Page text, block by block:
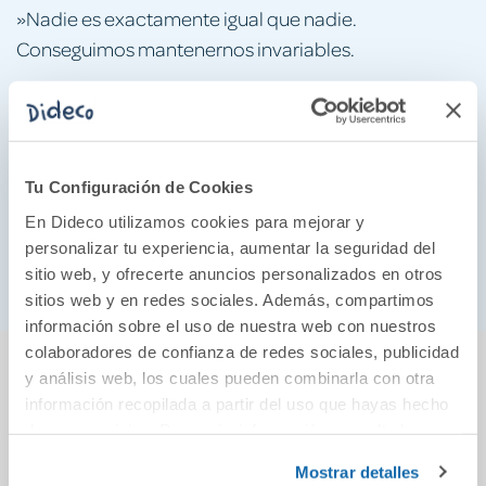
Tu Configuración de Cookies
En Dideco utilizamos cookies para mejorar y
personalizar tu experiencia, aumentar la seguridad del
sitio web, y ofrecerte anuncios personalizados en otros
sitios web y en redes sociales. Además, compartimos
información sobre el uso de nuestra web con nuestros
colaboradores de confianza de redes sociales, publicidad
y análisis web, los cuales pueden combinarla con otra
información recopilada a partir del uso que hayas hecho
Mostrar detalles
»Nadie es exactamente igual que nadie.
Conseguimos mantenernos invariables.
»Somos una mezcla de culturas y pensamientos.
Somos momentos».
Un cuento astral y estimulante para l@s lector@s y en
especial para los incondicionales de Defreds que
sabrán apreciar su delicadeza y sentimiento.
Afectividad al cien por cien.
También podría gustarte...